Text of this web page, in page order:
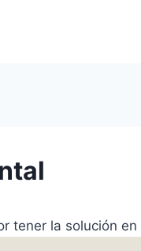
tener la solución en